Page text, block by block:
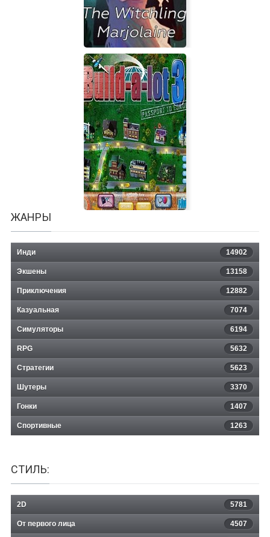
The Witchling Marjolaine
Build-A-Lot 3: Passport to Europe
ЖАНРЫ
Инди 14902
Экшены 13158
Приключения 12882
Казуальная 7074
Симуляторы 6194
RPG 5632
Стратегии 5623
Шутеры 3370
Гонки 1407
Спортивные 1263
СТИЛЬ:
2D 5781
От первого лица 4507